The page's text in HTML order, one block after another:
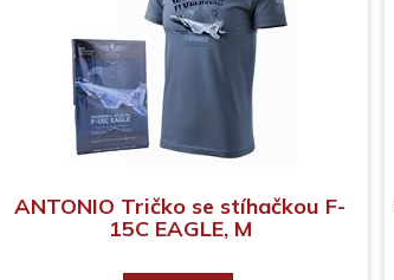
ANTONIO Tričko se stíhačkou F-
15C EAGLE, M